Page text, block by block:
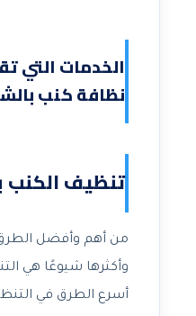
الخدمات التي
نظافة كنب
تنظيف الكنب
من أهم وأفضل
وأكثرها شيوعًا هي
أسرع الطرق في